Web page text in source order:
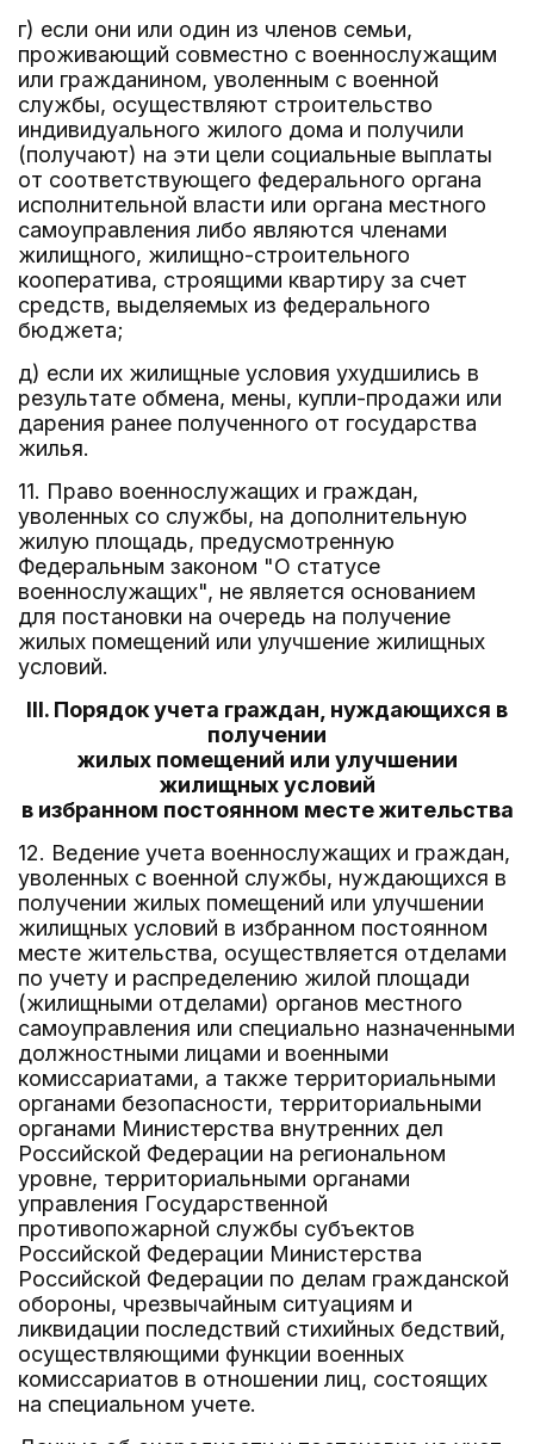
г) если они или один из членов семьи,
проживающий совместно с военнослужащим
или гражданином, уволенным с военной
службы, осуществляют строительство
индивидуального жилого дома и получили
(получают) на эти цели социальные выплаты
от соответствующего федерального органа
исполнительной власти или органа местного
самоуправления либо являются членами
жилищного, жилищно-строительного
кооператива, строящими квартиру за счет
средств, выделяемых из федерального
бюджета;
д) если их жилищные условия ухудшились в
результате обмена, мены, купли-продажи или
дарения ранее полученного от государства
жилья.
11. Право военнослужащих и граждан,
уволенных со службы, на дополнительную
жилую площадь, предусмотренную
Федеральным законом "О статусе
военнослужащих", не является основанием
для постановки на очередь на получение
жилых помещений или улучшение жилищных
условий.
III. Порядок учета граждан, нуждающихся в
получении
жилых помещений или улучшении
жилищных условий
в избранном постоянном месте жительства
12. Ведение учета военнослужащих и граждан,
уволенных с военной службы, нуждающихся в
получении жилых помещений или улучшении
жилищных условий в избранном постоянном
месте жительства, осуществляется отделами
по учету и распределению жилой площади
(жилищными отделами) органов местного
самоуправления или специально назначенными
должностными лицами и военными
комиссариатами, а также территориальными
органами безопасности, территориальными
органами Министерства внутренних дел
Российской Федерации на региональном
уровне, территориальными органами
управления Государственной
противопожарной службы субъектов
Российской Федерации Министерства
Российской Федерации по делам гражданской
обороны, чрезвычайным ситуациям и
ликвидации последствий стихийных бедствий,
осуществляющими функции военных
комиссариатов в отношении лиц, состоящих
на специальном учете.